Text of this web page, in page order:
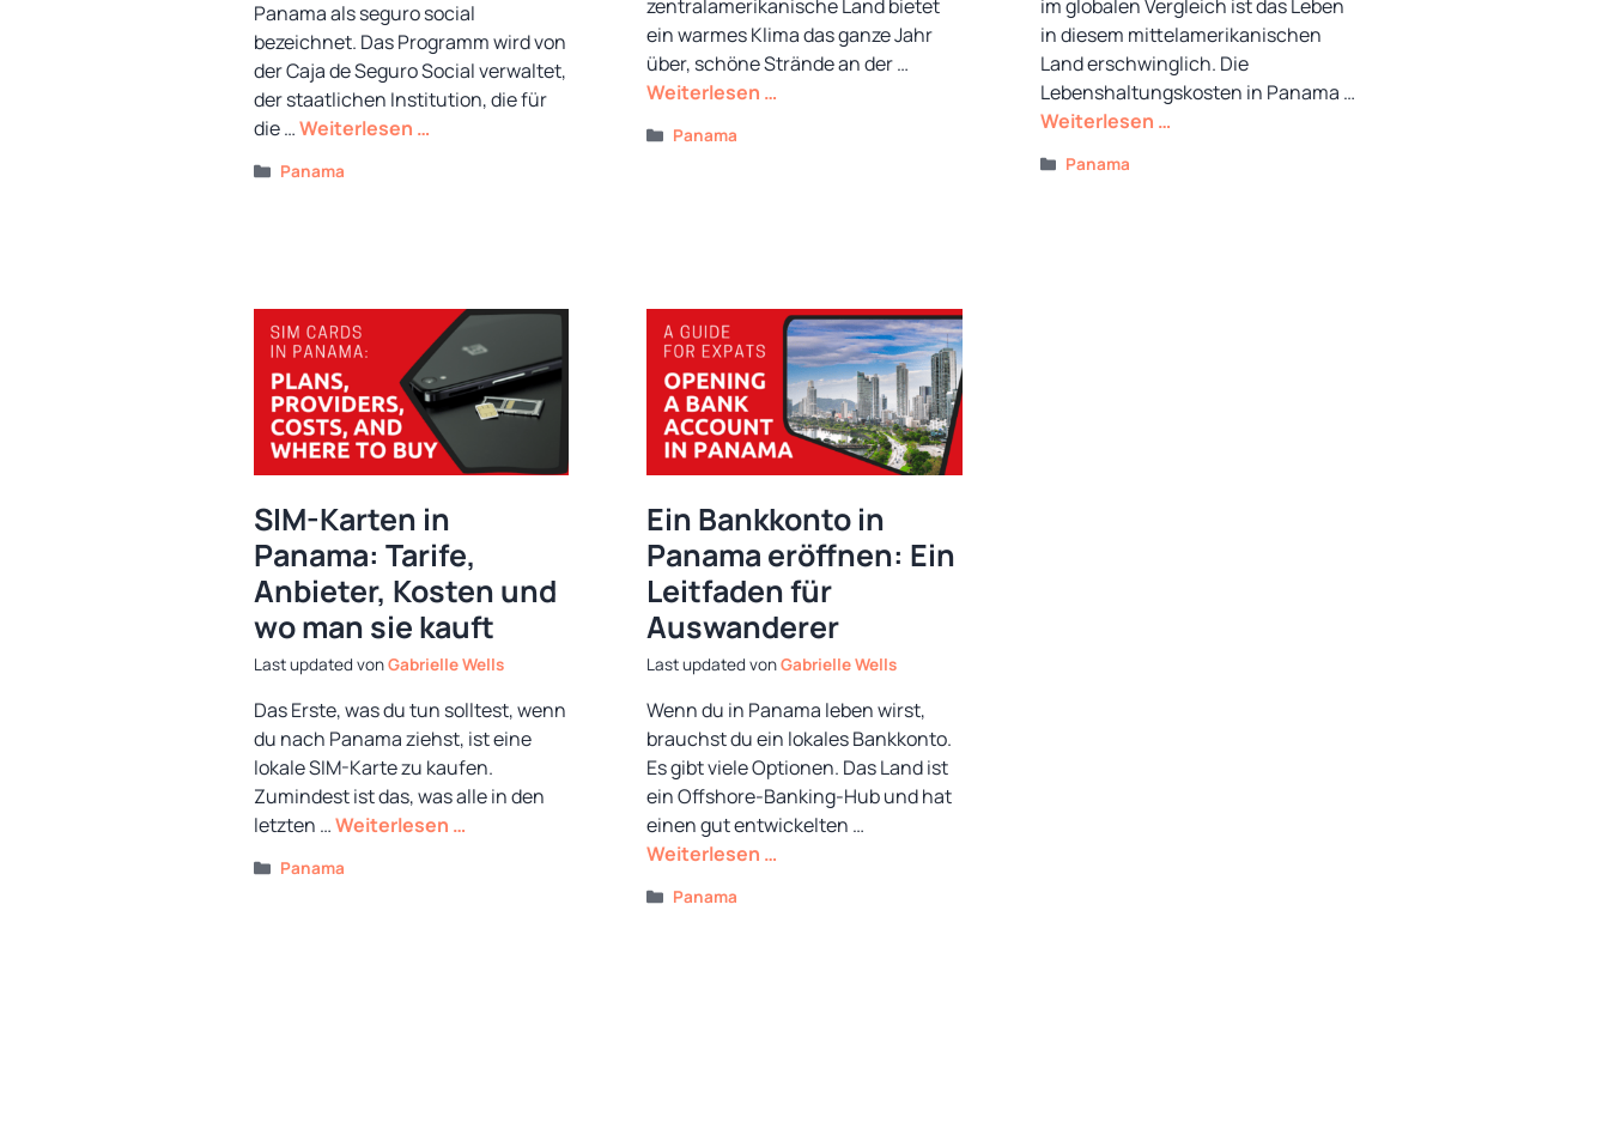
Panama als seguro social
bezeichnet. Das Programm wird von
der Caja de Seguro Social verwaltet,
der staatlichen Institution, die für
die …Weiterlesen …
Kategorien
Panama
zentralamerikanische Land bietet
ein warmes Klima das ganze Jahr
über, schöne Strände an der …
Weiterlesen …
Kategorien
Panama
im globalen Vergleich ist das Leben
in diesem mittelamerikanischen
Land erschwinglich. Die
Lebenshaltungskosten in Panama …
Weiterlesen …
Kategorien
Panama
SIM-Karten in
Panama: Tarife,
Anbieter, Kosten und
wo man sie kauft
vonGabrielle Wells
Das Erste, was du tun solltest, wenn
du nach Panama ziehst, ist eine
lokale SIM-Karte zu kaufen.
Zumindest ist das, was alle in den
letzten …Weiterlesen …
Kategorien
Panama
Ein Bankkonto in
Panama eröffnen: Ein
Leitfaden für
Auswanderer
vonGabrielle Wells
Wenn du in Panama leben wirst,
brauchst du ein lokales Bankkonto.
Es gibt viele Optionen. Das Land ist
ein Offshore-Banking-Hub und hat
einen gut entwickelten …
Weiterlesen …
Kategorien
Panama